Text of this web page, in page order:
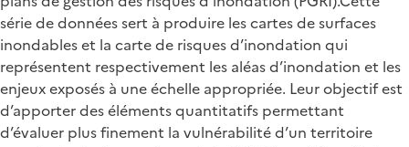
série de données sert à produire les cartes de surfaces
inondables et la carte de risques d’inondation qui
représentent respectivement les aléas d’inondation et les
enjeux exposés à une échelle appropriée. Leur objectif est
d’apporter des éléments quantitatifs permettant
d’évaluer plus finement la vulnérabilité d’un territoire